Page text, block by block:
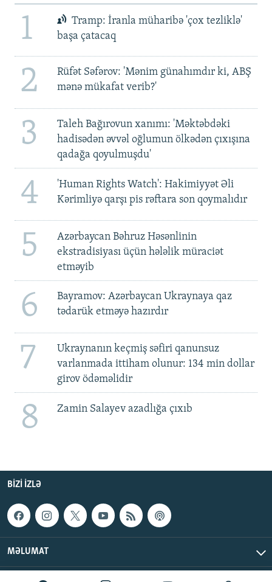
1
Tramp: İranla müharibə 'çox tezliklə'
başa çatacaq
2
Rüfət Səfərov: 'Mənim günahımdır ki, ABŞ
mənə mükafat verib?'
3
Taleh Bağırovun xanımı: 'Məktəbdəki
hadisədən əvvəl oğlumun ölkədən çıxışına
qadağa qoyulmuşdu'
4
'Human Rights Watch': Hakimiyyət Əli
Kərimliyə qarşı pis rəftara son qoymalıdır
5
Azərbaycan Bəhruz Həsənlinin
ekstradisiyası üçün hələlik müraciət
etməyib
6
Bayramov: Azərbaycan Ukraynaya qaz
tədarük etməyə hazırdır
7
Ukraynanın keçmiş səfiri qanunsuz
varlanmada ittiham olunur: 134 min dollar
girov ödəməlidir
8 Zamin Salayev azadlığa çıxıb
BIZI IZLƏ
MƏLUMAT